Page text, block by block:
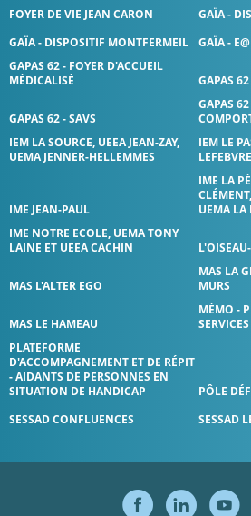
FOYER DE VIE JEAN CARON
GAÏA -
GAÏA - DISPOSITIF MONTFERMEIL
GAÏA -
GAPAS 62 - FOYER D'ACCUEIL
MÉDICALISÉ
GAPAS
GAPAS 62 - SAVS
GAPAS
IEM LA SOURCE, UEEA JEAN-ZAY,
UEMA JENNER-HELLEMMES
IEM LE
IME JEAN-PAUL
IME LA
UEMA LA
IME NOTRE ECOLE, UEMA TONY
LAINE ET UEEA CACHIN
MAS L'ALTER EGO
MAS LA
MURS
MAS LE HAMEAU
MÉMO -
PLATEFORME
D'ACCOMPAGNEMENT ET DE RÉPIT
- AIDANTS DE PERSONNES EN
SITUATION DE HANDICAP
PÔLE
SESSAD CONFLUENCES
SESSAD